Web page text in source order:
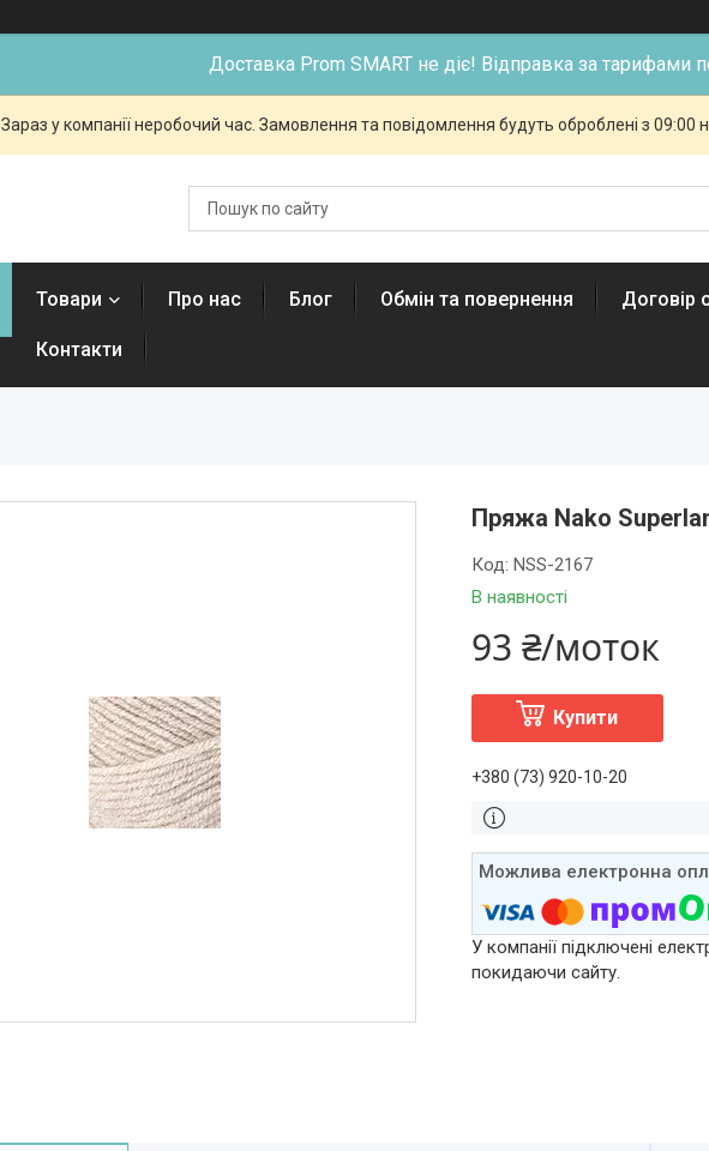
Доставка Prom SMART не діє! Відправка за тарифами
Зараз у компанії неробочий час. Замовлення та повідомлення будуть оброблені з 09:00
Товари Про нас Блог Обмін та повернення Договір
Контакти
Пряжа Nako
В наявності
Код: NSS-2167
93 ₴/моток
Купити
+380 (73) 920-10-20
У компанії підключені
покидаючи сайту.